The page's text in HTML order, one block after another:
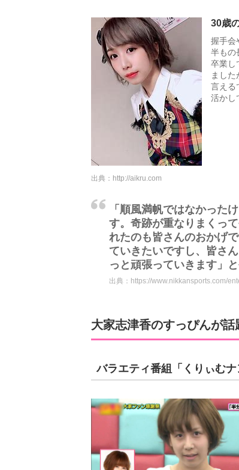
30歳
握手会
半もの
卒業し
まし
言える
活かし
出典： http://aikru.com
「順風満帆ではなかった
す。奇跡が重なりまくっ
れたのも皆さんのおかげ
ていきたいですし、皆さ
っと頑張っていきます」
出典： https://www.nikkansports.com/
大家志津香のすっぴんが話
バラエティ番組「くりぃむ